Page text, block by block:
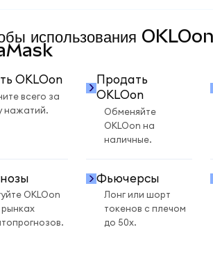
использования
OKLOon
всего за
нажатий.
Продать
OKLOon
Обменяйте
OKLOon на
наличные.
OKLOon
Фьючерсы
Лонг или шорт
токенов с плечом
до 50x.